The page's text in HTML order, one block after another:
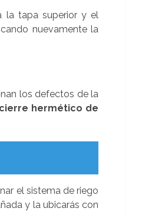
la tapa superior y el
nuevamente la
los defectos de la
hermético de
el sistema de riego
y la ubicarás con